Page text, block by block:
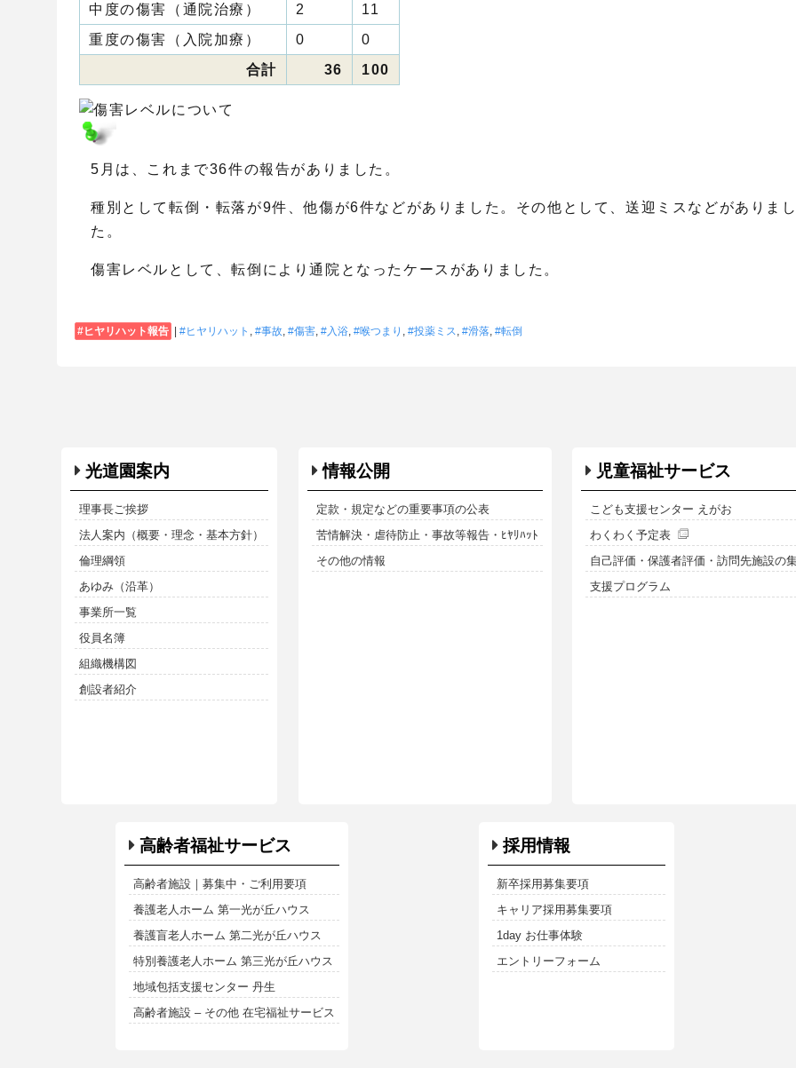
中度の傷害（通院治療）
2
11
重度の傷害（入院加療）
0
0
合計
36 100
5月は、これまで36件の報告がありました。
種別として転倒・転落が9件、他傷が6件などがありました。その他として、送迎ミスなどがありま
た。
傷害レベルとして、転倒により通院となったケースがありました。
ヒヤリハット報告 ヒヤリハット , 事故, 傷害, 入浴, 喉つまり , 投薬ミス, 滑落, 転倒
光道園案内
理事長ご挨拶
法人案内（概要・理念・基本方針）
倫理綱領
あゆみ（沿革）
事業所一覧
役員名簿
組織機構図
創設者紹介
情報公開
定款・規定などの重要事項の公表
苦情解決・虐待防止・事故等報告・ﾋﾔﾘﾊｯﾄ
その他の情報
児童福祉サービス
こども支援センター えがお
わくわく予定表
自己評価・保護者評価・訪問先施設の
支援プログラム
高齢者福祉サービス
高齢者施設｜募集中・ご利用要項
養護老人ホーム 第一光が丘ハウス
養護盲老人ホーム 第二光が丘ハウス
特別養護老人ホーム 第三光が丘ハウス
地域包括支援センター 丹生
高齢者施設 – その他 在宅福祉サービス
採用情報
新卒採用募集要項
キャリア採用募集要項
1day お仕事体験
エントリーフォーム